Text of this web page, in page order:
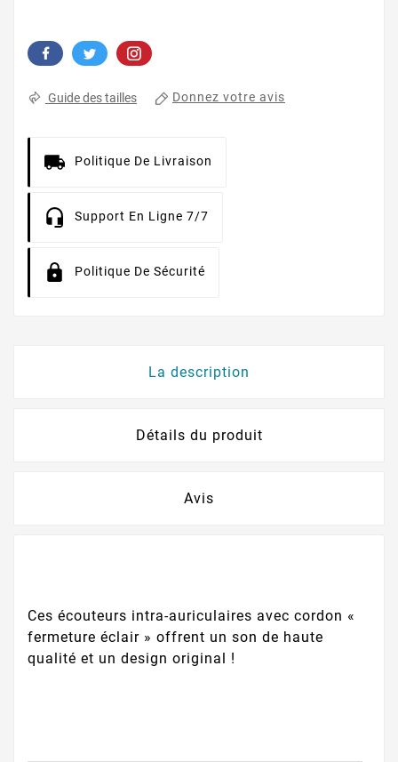
Guide des tailles Donnez votre avis
Politique De Livraison
Support En Ligne 7/7
Politique De Sécurité
La description
Détails du produit
Avis
Ces écouteurs intra-auriculaires avec cordon «
fermeture éclair » offrent un son de haute
qualité et un design original !